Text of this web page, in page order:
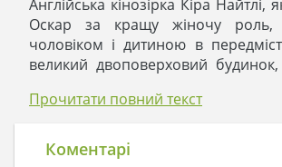
Англійська кінозірка Кіра Найтлі,
Оскар за кращу жіночу роль,
чоловіком і дитиною в
великий двоповерховий
англійському стилі. Зовні
тільки з дерева. Англійці не
Прочитати повний текст
Коментарі